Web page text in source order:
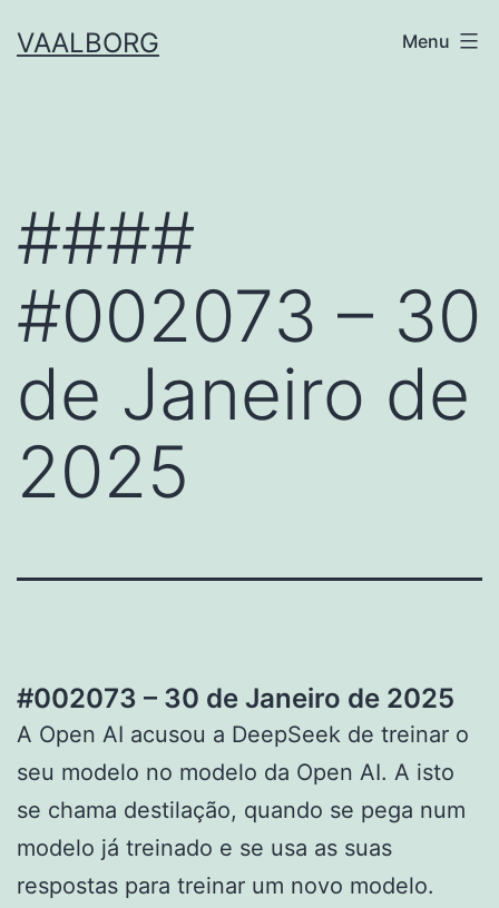
toVAALBORG Menu
####
#002073 – 30
de Janeiro de
2025
#002073 – 30 de Janeiro de 2025
A Open AI acusou a DeepSeek de treinar o
seu modelo no modelo da Open AI. A isto
se chama destilação, quando se pega num
modelo já treinado e se usa as suas
respostas para treinar um novo modelo.